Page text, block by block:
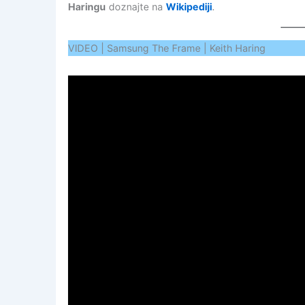
Haringu doznajte na Wikipediji.
VIDEO | Samsung The Frame | Keith Haring